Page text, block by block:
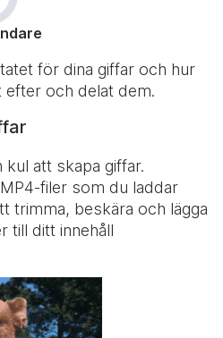
för dina giffar och hur
och delat dem.
att skapa giffar.
filer som du laddar
trimma, beskära och lägga
till ditt innehåll